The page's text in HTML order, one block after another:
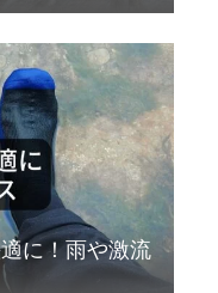
に！雨や激流